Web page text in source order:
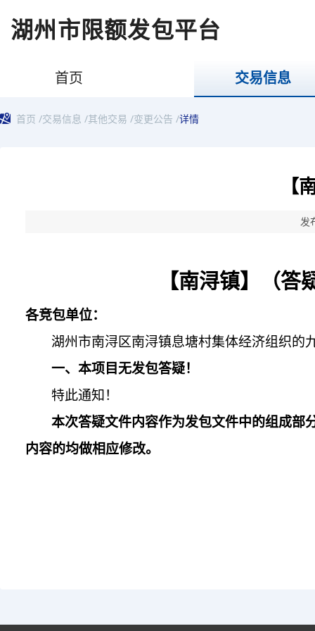
湖州市限额发包平台
首页 交易信息
首页 /交易信息 /其他交易 /变更公告 /详情
发
【南浔镇】（答
各竞包单位：
湖州市南浔区南浔镇息塘村集体经济组织的
一、本项目 无发包答疑！
特此通知！
本次答疑文件内容作为发包文件中的组成部
内容的均做相应修改。